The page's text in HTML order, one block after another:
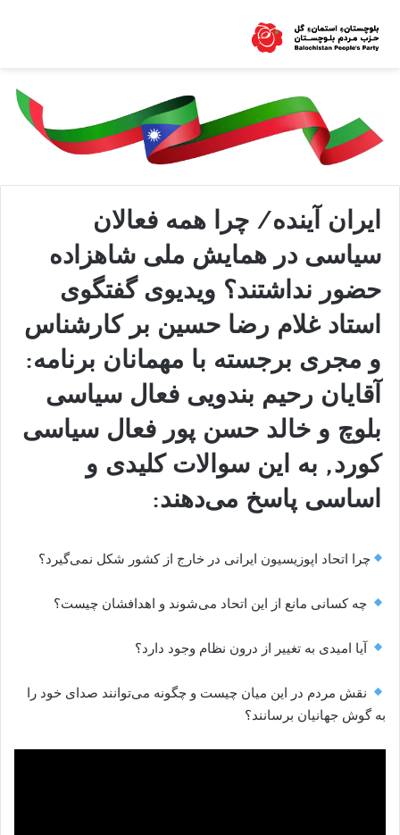
ایران آینده/ چرا همه فعالان
سیاسی در همایش ملی شاهزاده
حضور نداشتند؟ ویدیوی گفتگوی
استاد غلام رضا حسین بر کارشناس
و مجری برجسته با مهمانان برنامه:
آقایان رحیم بندویی فعال سیاسی
بلوچ و خالد حسن پور فعال سیاسی
کورد, به این سوالات کلیدی و
اساسی پاسخ می‌دهند:
چرا اتحاد اپوزیسیون ایرانی در خارج از کشور شکل نمی‌گیرد؟
چه کسانی مانع از این اتحاد می‌شوند و اهدافشان چیست؟
آیا امیدی به تغییر از درون نظام وجود دارد؟
نقش مردم در این میان چیست و چگونه می‌توانند صدای خود را
به گوش جهانیان برسانند؟